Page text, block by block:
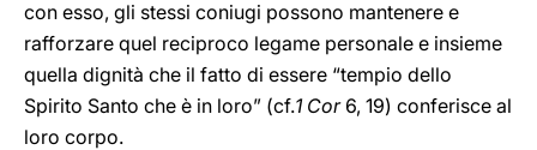
con esso, gli stessi coniugi possono mantenere e
rafforzare quel reciproco legame personale e insieme
quella dignità che il fatto di essere “tempio dello
Spirito Santo che è in loro” (cf.1 Cor6, 19) conferisce al
loro corpo.